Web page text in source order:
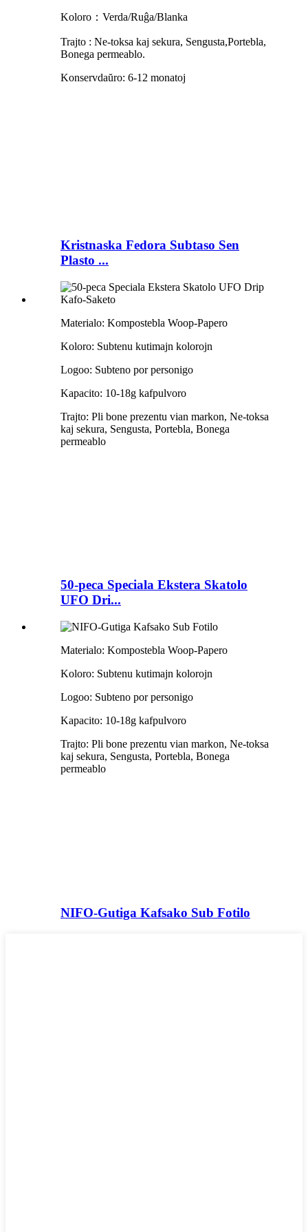
Koloro：Verda/Ruĝa/Blanka
Trajto : Ne-toksa kaj sekura, Sengusta,Portebla,
Bonega permeablo.
Konservdaŭro: 6-12 monatoj
Kristnaska Fedora Subtaso Sen
Plasto ...
Materialo: Kompostebla Woop-Papero
Koloro: Subtenu kutimajn kolorojn
Logoo: Subteno por personigo
Kapacito: 10-18g kafpulvoro
Trajto: Pli bone prezentu vian markon, Ne-toksa
kaj sekura, Sengusta, Portebla, Bonega
permeablo
50-peca Speciala Ekstera Skatolo
UFO Dri...
Materialo: Kompostebla Woop-Papero
Koloro: Subtenu kutimajn kolorojn
Logoo: Subteno por personigo
Kapacito: 10-18g kafpulvoro
Trajto: Pli bone prezentu vian markon, Ne-toksa
kaj sekura, Sengusta, Portebla, Bonega
permeablo
NIFO-Gutiga Kafsako Sub Fotilo